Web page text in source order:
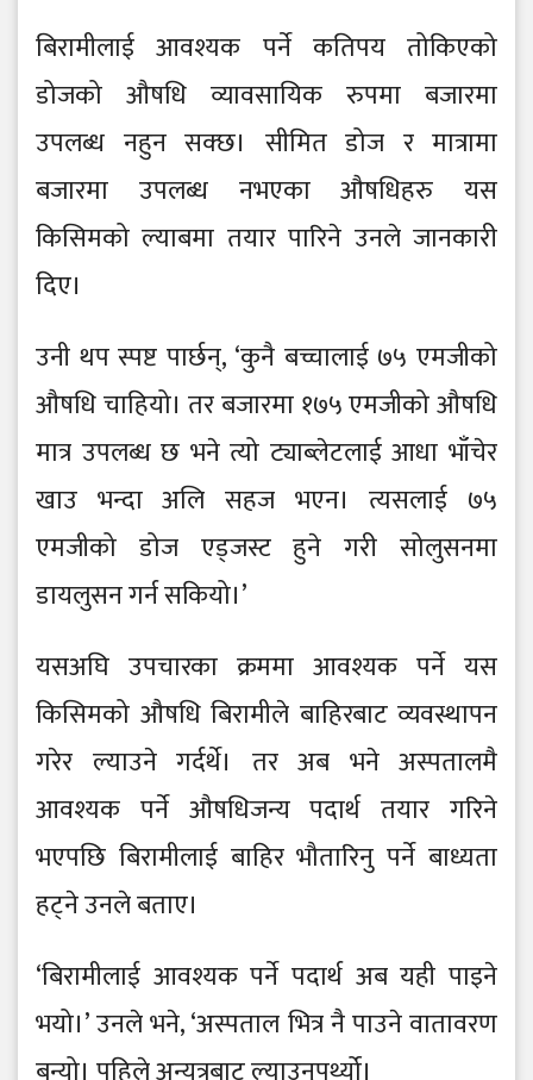
बिरामीलाई आवश्यक पर्ने कतिपय तोकिएको
डोजको औषधि व्यावसायिक रुपमा बजारमा
उपलब्ध नहुन सक्छ। सीमित डोज र मात्रामा
बजारमा उपलब्ध नभएका औषधिहरु यस
किसिमको ल्याबमा तयार पारिने उनले जानकारी
दिए।
उनी थप स्पष्ट पार्छन्, ‘कुनै बच्चालाई ७५ एमजीको
औषधि चाहियो। तर बजारमा १७५ एमजीको औषधि
मात्र उपलब्ध छ भने त्यो ट्याब्लेटलाई आधा भाँचेर
खाउ भन्दा अलि सहज भएन। त्यसलाई ७५
एमजीको डोज एड्जस्ट हुने गरी सोलुसनमा
डायलुसन गर्न सकियो।’
यसअघि उपचारका क्रममा आवश्यक पर्ने यस
किसिमको औषधि बिरामीले बाहिरबाट व्यवस्थापन
गरेर ल्याउने गर्दर्थे। तर अब भने अस्पतालमै
आवश्यक पर्ने औषधिजन्य पदार्थ तयार गरिने
भएपछि बिरामीलाई बाहिर भौतारिनु पर्ने बाध्यता
हट्ने उनले बताए।
‘बिरामीलाई आवश्यक पर्ने पदार्थ अब यही पाइने
भयो।’ उनले भने, ‘अस्पताल भित्र नै पाउने वातावरण